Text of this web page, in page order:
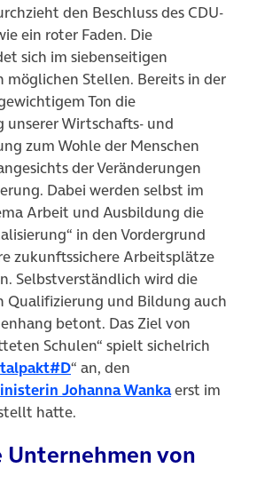
den Beschluss des CDU-
ein roter Faden. Die
sich im siebenseitigen
möglichen Stellen. Bereits in der
Ton die
Wirtschafts- und
zum Wohle der Menschen
der Veränderungen
Dabei werden selbst im
Arbeit und Ausbildung die
in den Vordergrund
zukunftssichere Arbeitsplätze
Selbstverständlich wird die
Qualifizierung und Bildung auch
betont. Das Ziel von
Schulen“ spielt sichelrich
(öffnet in neuem Tab)
“ an, den
Johanna Wanka(öffnet in
erst im
hatte.
von